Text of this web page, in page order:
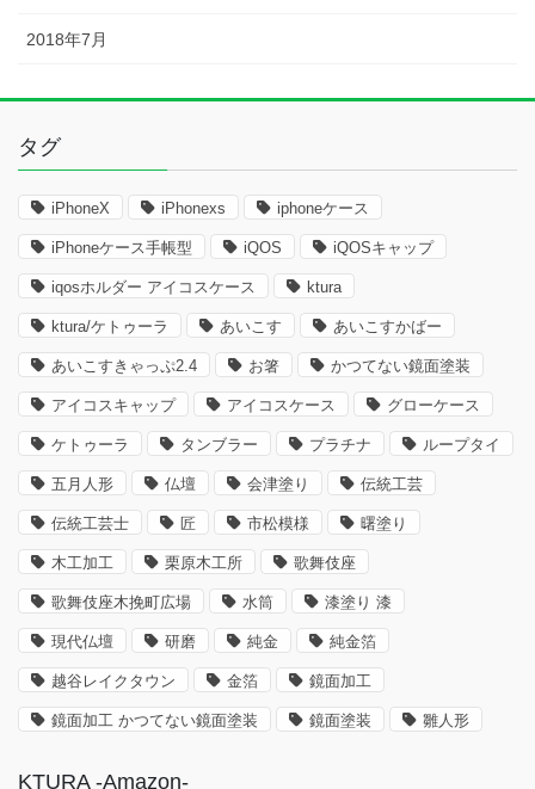
2018年7月
タグ
iPhoneX iPhonexs iphoneケース
iPhoneケース手帳型 iQOS iQOSキャップ
iqosホルダー アイコスケース ktura
ktura/ケトゥーラ あいこす あいこすかばー
あいこすきゃっぷ2.4 お箸 かつてない鏡面塗装
アイコスキャップ アイコスケース グローケース
ケトゥーラ タンブラー プラチナ ループタイ
五月人形 仏壇 会津塗り 伝統工芸
伝統工芸士 匠 市松模様 曙塗り
木工加工 栗原木工所 歌舞伎座
歌舞伎座木挽町広場 水筒 漆塗り 漆
現代仏壇 研磨 純金 純金箔
越谷レイクタウン 金箔 鏡面加工
鏡面加工 かつてない鏡面塗装 鏡面塗装 雛人形
KTURA -Amazon-